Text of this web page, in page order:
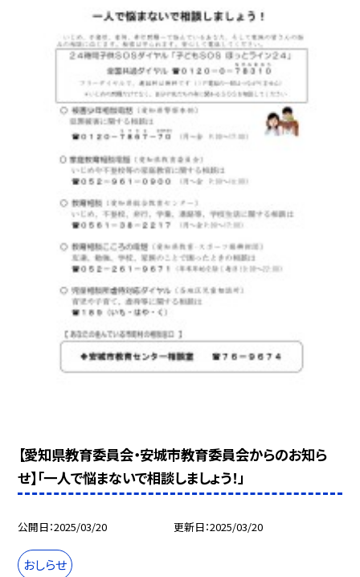
【愛知県教育委員会・安城市教育委員会からのお知ら
せ】「一人で悩まないで相談しましょう！」
公開日 2025/03/20 更新日 2025/03/20
おしらせ